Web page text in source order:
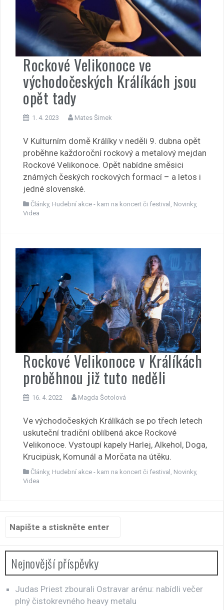
Rockové Velikonoce ve
východočeských Králíkách jsou
opět tady
1. 4. 2023 Mates Šimek
V Kulturním domě Králíky v neděli 9. dubna opět
proběhne každoroční rockový a metalový mejdan
Rockové Velikonoce. Opět nabídne směsici
známých českých rockových formací – a letos i
jedné slovenské.
Články, Hudební akce - kam na koncert či festival , Novinky,
Videa
Rockové Velikonoce v Králíkách
proběhnou již tuto neděli
16. 4. 2022 Magda Šotolová
Ve východočeských Králíkách se po třech letech
uskuteční tradiční oblíbená akce Rockové
Velikonoce. Vystoupí kapely Harlej, Alkehol, Doga,
Krucipüsk, Komunál a Morčata na útěku.
Články, Hudební akce - kam na koncert či festival , Novinky,
Videa
Hledat:
Nejnovější příspěvky
Judas Priest zbourali Ostravar arénu: nabídli večer
plný čistokrevného heavy metalu